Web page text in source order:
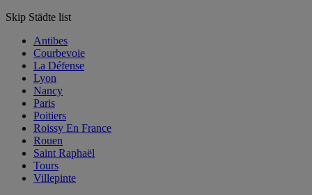
Skip Städte list
Antibes
Courbevoie
La Défense
Lyon
Nancy
Paris
Poitiers
Roissy En France
Rouen
Saint Raphaël
Tours
Villepinte